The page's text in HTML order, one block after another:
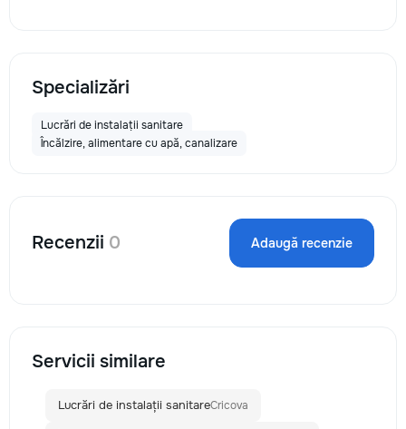
Specializări
Lucrări de instalații sanitare
Încălzire, alimentare cu apă, canalizare
Recenzii 0 Adaugă recenzie
Servicii similare
Lucrări de instalații sanitareCricova